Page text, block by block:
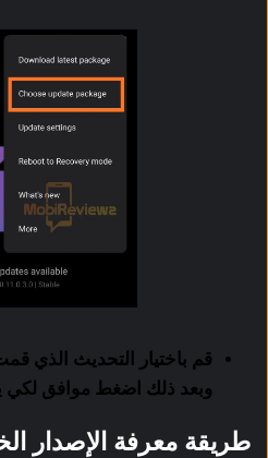
قم باختيار التحديث الذي
وبعد ذلك اضغط موافق لكي
طريقة معرفة الإصدار